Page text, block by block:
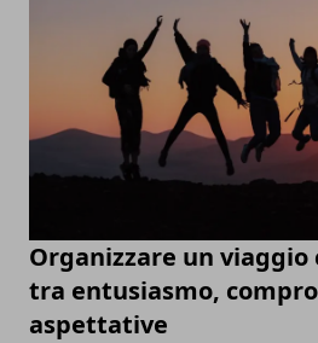
Organizzare un viaggio
tra entusiasmo,
aspettative